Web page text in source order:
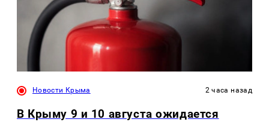
Новости Крыма 2 часа назад
В Крыму 9 и 10 августа ожидается